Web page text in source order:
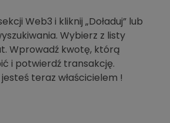
Web3 i kliknij „Doładuj” lub
Wybierz z listy
Wprowadź kwotę, którą
i potwierdź transakcję.
teraz właścicielem !